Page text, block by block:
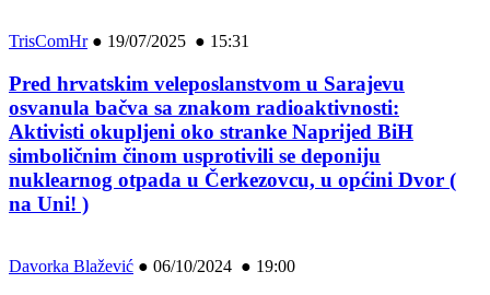
TrisComHr● 19/07/2025 ● 15:31
Pred hrvatskim veleposlanstvom u Sarajevu
osvanula bačva sa znakom radioaktivnosti:
Aktivisti okupljeni oko stranke Naprijed BiH
simboličnim činom usprotivili se deponiju
nuklearnog otpada u Čerkezovcu, u općini Dvor (
na Uni! )
Davorka Blažević ● 06/10/2024 ● 19:00